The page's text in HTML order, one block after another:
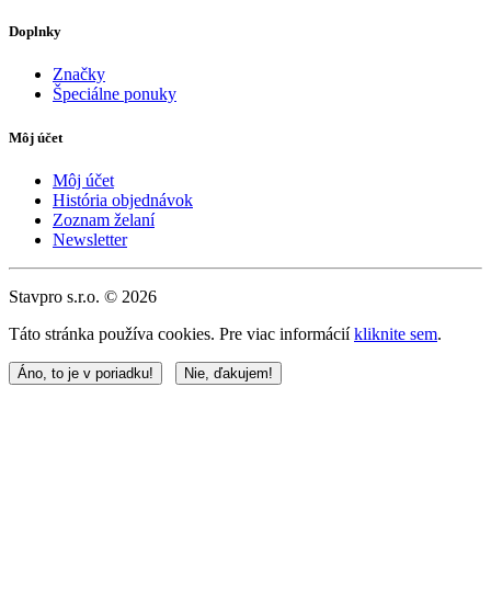
Doplnky
Značky
Špeciálne ponuky
Môj účet
Môj účet
História objednávok
Zoznam želaní
Newsletter
Stavpro s.r.o. © 2026
Táto stránka používa cookies. Pre viac informáciíkliknite sem.
Áno, to je v poriadku! Nie, ďakujem!